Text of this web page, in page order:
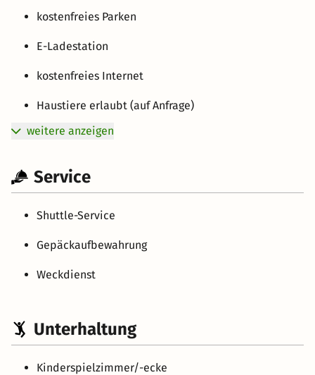
kostenfreies Parken
E-Ladestation
kostenfreies Internet
Haustiere erlaubt (auf Anfrage)
weitere anzeigen
Service
Shuttle-Service
Gepäckaufbewahrung
Weckdienst
Unterhaltung
Kinderspielzimmer/-ecke